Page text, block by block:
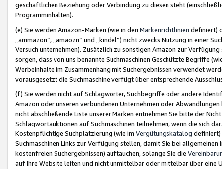
geschäftlichen Beziehung oder Verbindung zu diesen steht
Programminhalten).
(e) Sie werden Amazon-Marken (wie in den Markenrichtlinien definiert)
„ammazon“, „amaozn“ und „kindel“) nicht zwecks Nutzung in einer
Versuch unternehmen). Zusätzlich zu sonstigen Amazon zur
sorgen, dass von uns benannte Suchmaschinen Geschützte Begriffe
Werbeinhalte im Zusammenhang mit Suchergebnissen verwendet
vorausgesetzt die Suchmaschine verfügt über entsprechende
(f) Sie werden nicht auf Schlagwörter, Suchbegriffe oder andere
Amazon oder unseren verbundenen Unternehmen oder
nicht abschließende Liste unserer Marken entnehmen Sie bitte der
Schlagwortauktionen auf Suchmaschinen teilnehmen, wenn die sich
Kostenpflichtige Suchplatzierung (wie im Vergütungskatalog definiert)
Suchmaschinen Links zur Verfügung stellen, damit Sie bei
kostenfreien Suchergebnissen) auftauchen, solange Sie die
auf Ihre Website leiten und nicht unmittelbar oder mittelbar über eine